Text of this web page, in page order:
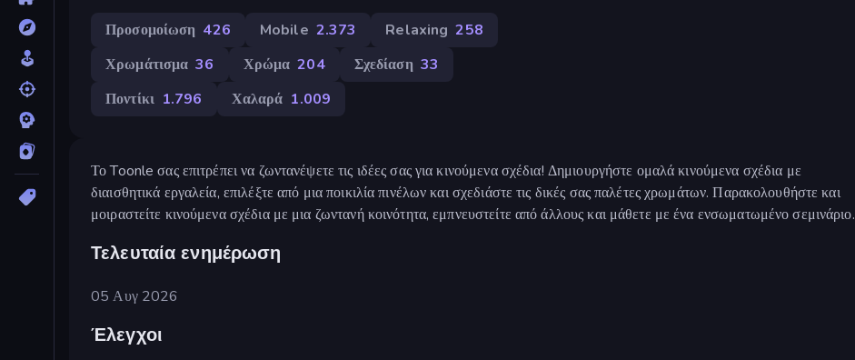
Προσομοίωση 426 Mobile 2.373 Relaxing 258
Χρωμάτισμα 36 Χρώμα 204 Σχεδίαση 33
Ποντίκι 1.796 Χαλαρά 1.009
Το Toonle σας επιτρέπει να ζωντανέψετε τις ιδέες σας για κινούμενα σχέδια! Δημιουργήστε ομαλά κινούμενα σχέδια με
διαισθητικά εργαλεία, επιλέξτε από μια ποικιλία πινέλων και σχεδιάστε τις δικές σας παλέτες χρωμάτων. Παρακολουθήστε και
μοιραστείτε κινούμενα σχέδια με μια ζωντανή κοινότητα, εμπνευστείτε από άλλους και μάθετε με ένα ενσωματωμένο σεμινάριο.
Τελευταία ενημέρωση
05 Αυγ 2026
Έλεγχοι